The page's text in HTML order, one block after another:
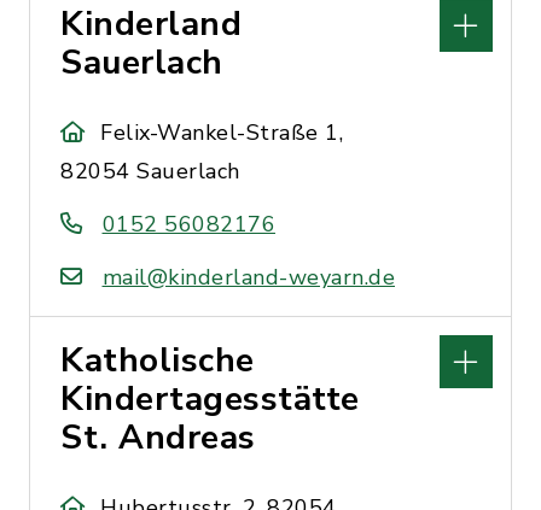
Kinderland
Sauerlach
Felix-Wankel-Straße 1,
82054 Sauerlach
0152 56082176
mail@kinderland-weyarn.de
Katholische
Kindertagesstätte
St. Andreas